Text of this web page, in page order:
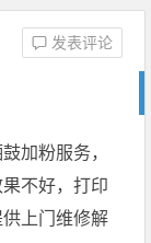
发表评论
加粉服务，
不好，打印
上门维修解